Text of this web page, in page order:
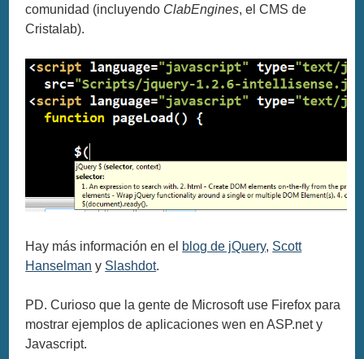
comunidad (incluyendo ClabEngines, el CMS de
Cristalab).
Hay más información en el blog de jQuery, Scott
Hanselman y Slashdot.
PD. Curioso que la gente de Microsoft use Firefox para
mostrar ejemplos de aplicaciones wen en ASP.net y
Javascript.